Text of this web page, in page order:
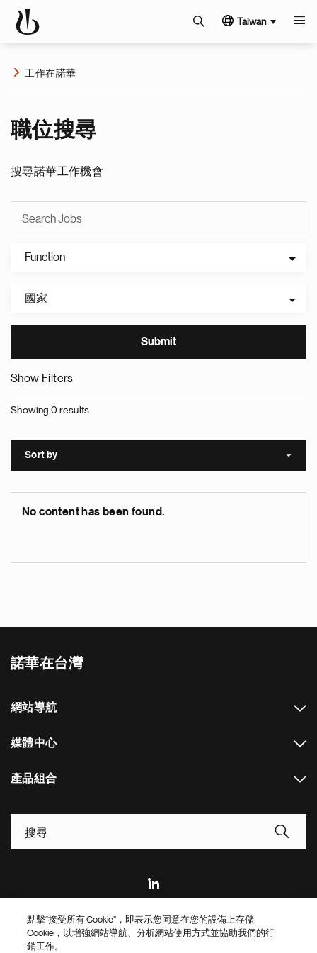
Taiwan
工作在諾華
職位搜尋
搜尋諾華工作機會
Function
國家
Show Filters
Showing 0 results
Sort by Sort
No content has been found.
諾華在台灣
網站導航
媒體中心
產品組合
Footer
Bottom
© 2026 Novartis AG
點擊“接受所有 Cookie”，即表示您同意在您的設備上存儲
Cookie，以增強網站導航、分析網站使用方式並協助我們的行
銷工作。